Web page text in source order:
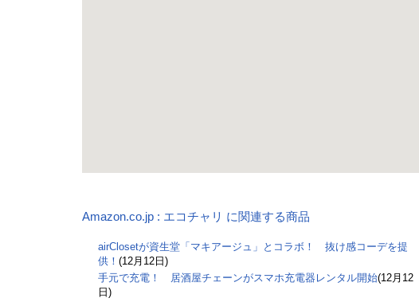
Amazon.co.jp : エコチャリ に関連する商品
airClosetが資生堂「マキアージュ」とコラボ！ 抜け感コーデを提
供！ (12月12日)
手元で充電！ 居酒屋チェーンがスマホ充電器レンタル開始(12月12
日)